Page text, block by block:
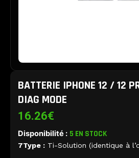
BATTERIE IPHONE 12 / 12
DIAG MODE
16.26€
Disponibilité : 5 EN STOCK
7Type : Ti-Solution (identique à